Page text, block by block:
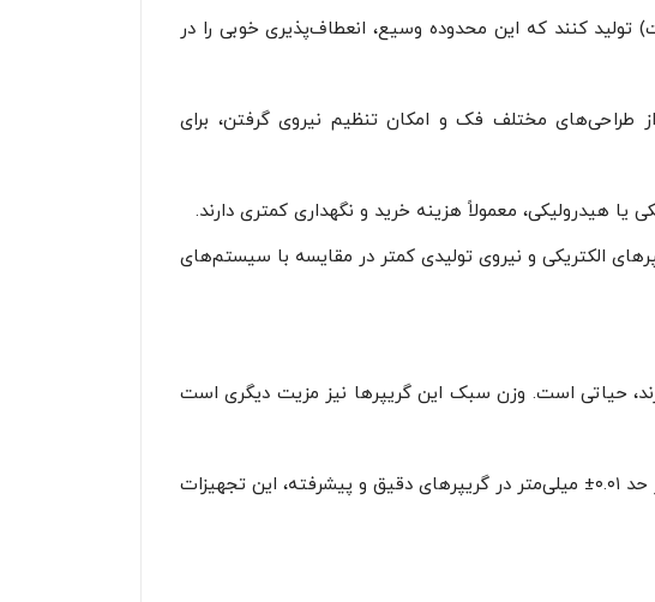
بین ۱۰ تا ۵۰۰ پوند (در فشار ۲ تا ۱۰ بار – در مدل‌های فستو معمولاً ۲ تا ۸ بار است) تولید کنند که این محدوده وسیع، انعطاف‌پذیری خوبی را در
طراحی‌های مختلف فک و امکان تنظیم نیروی گرفتن، برای
هیدرولیکی، معمولاً هزینه خرید و نگهداری کمتری دارند.
الکتریکی و نیروی تولیدی کمتر در مقایسه با سیستم‌های
حیاتی است. وزن سبک این گریپرها نیز مزیت دیگری است
دوام بالا و قابلیت عملکرد در بیش از ۱۰ میلیون سیکل با نگهداری مناسب، همراه با دقت و تکرارپذیری در حد ۰.۰۱± میلی‌متر در گریپرهای دقیق و پیشرفته، این تجهیزات